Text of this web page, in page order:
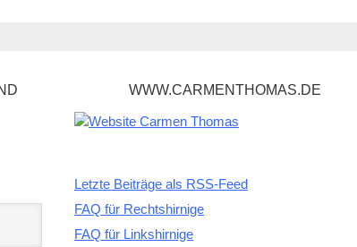
WWW.CARMENTHOMAS.DE
Letzte Beiträge als RSS-Feed
FAQ für Rechtshirnige
FAQ für Linkshirnige